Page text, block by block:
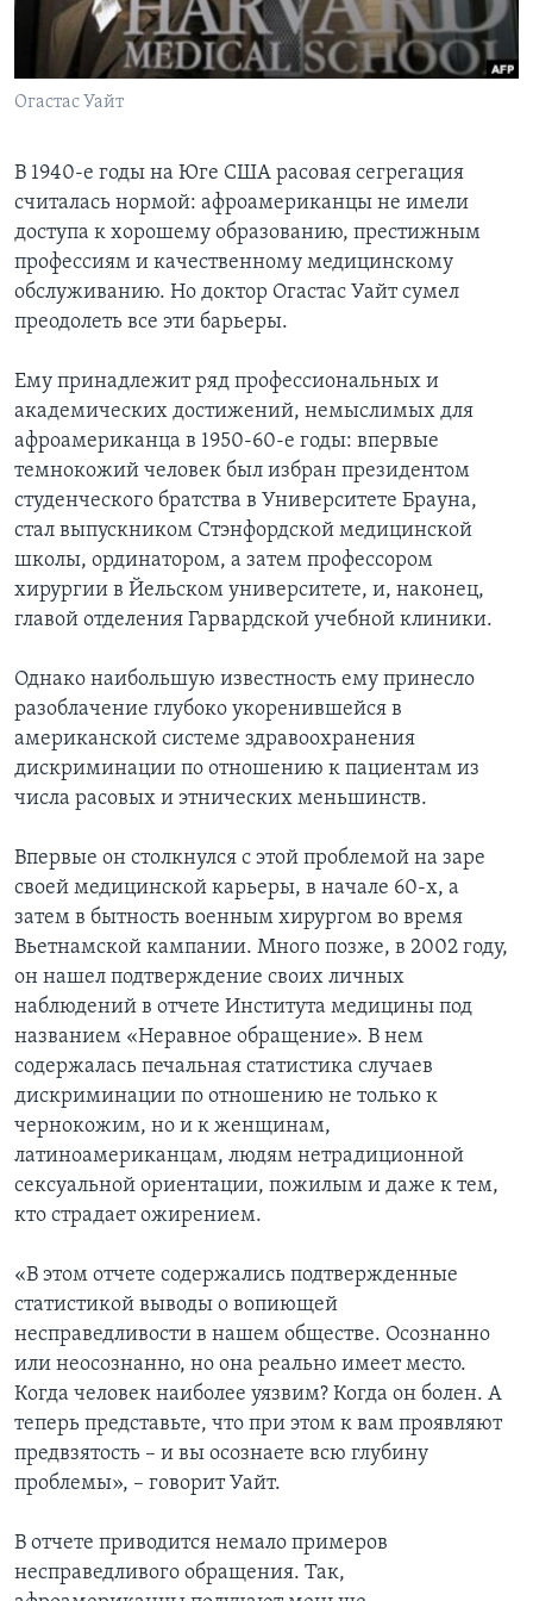
Learning English
СОЦИАЛЬНЫЕ СЕТИ
Огастас Уайт
В 1940-е годы на Юге США расовая сегрегация
считалась нормой: афроамериканцы не имели
доступа к хорошему образованию, престижным
профессиям и качественному медицинскому
обслуживанию. Но доктор Огастас Уайт сумел
преодолеть все эти барьеры.
Ему принадлежит ряд профессиональных и
академических достижений, немыслимых для
афроамериканца в 1950-60-е годы: впервые
темнокожий человек был избран президентом
студенческого братства в Университете Брауна,
стал выпускником Стэнфордской медицинской
школы, ординатором, а затем профессором
хирургии в Йельском университете, и, наконец,
главой отделения Гарвардской учебной клиники.
Однако наибольшую известность ему принесло
разоблачение глубоко укоренившейся в
американской системе здравоохранения
дискриминации по отношению к пациентам из
числа расовых и этнических меньшинств.
Впервые он столкнулся с этой проблемой на заре
своей медицинской карьеры, в начале 60-х, а
затем в бытность военным хирургом во время
Вьетнамской кампании. Много позже, в 2002 году,
он нашел подтверждение своих личных
наблюдений в отчете Института медицины под
названием «Неравное обращение». В нем
содержалась печальная статистика случаев
дискриминации по отношению не только к
чернокожим, но и к женщинам,
латиноамериканцам, людям нетрадиционной
сексуальной ориентации, пожилым и даже к тем,
кто страдает ожирением.
«В этом отчете содержались подтвержденные
статистикой выводы о вопиющей
несправедливости в нашем обществе. Осознанно
или неосознанно, но она реально имеет место.
Когда человек наиболее уязвим? Когда он болен. А
теперь представьте, что при этом к вам проявляют
предвзятость – и вы осознаете всю глубину
проблемы», – говорит Уайт.
В отчете приводится немало примеров
несправедливого обращения. Так,